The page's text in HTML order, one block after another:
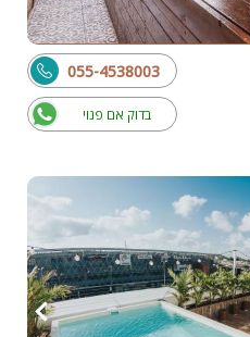
בדוק אם פנוי
055-4538003